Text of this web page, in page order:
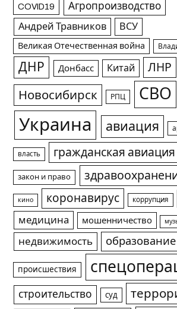
COVID19 Агропроизводство
Андрей Травников ВСУ
Великая Отечественная война
ДНР Донбасс Китай ЛНР
Новосибирск РПЦ СВО
Украина авиация
власть гражданская авиация
закон и право
кино коронавирус коррупция
медицина
мошенничество
недвижимость
образование
происшествия
строительство суд